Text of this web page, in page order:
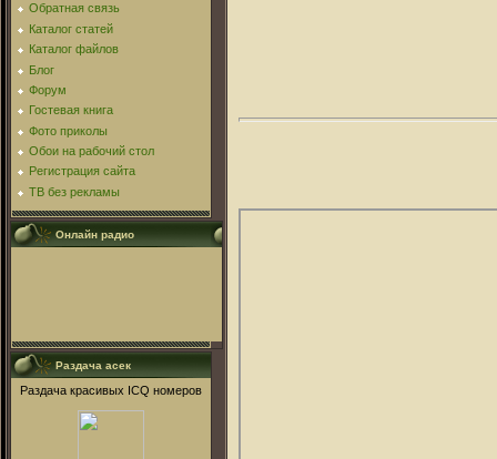
Обратная связь
Каталог статей
Каталог файлов
Блог
Форум
Гостевая книга
Фото приколы
Обои на рабочий стол
Регистрация сайта
ТВ без рекламы
Онлайн радио
Раздача асек
Раздача красивых ICQ номеров